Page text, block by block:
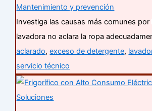
Mantenimiento y prevención
Investiga las causas más comunes por
lavadora no aclara la ropa
aclarado,exceso de detergente,
servicio técnico